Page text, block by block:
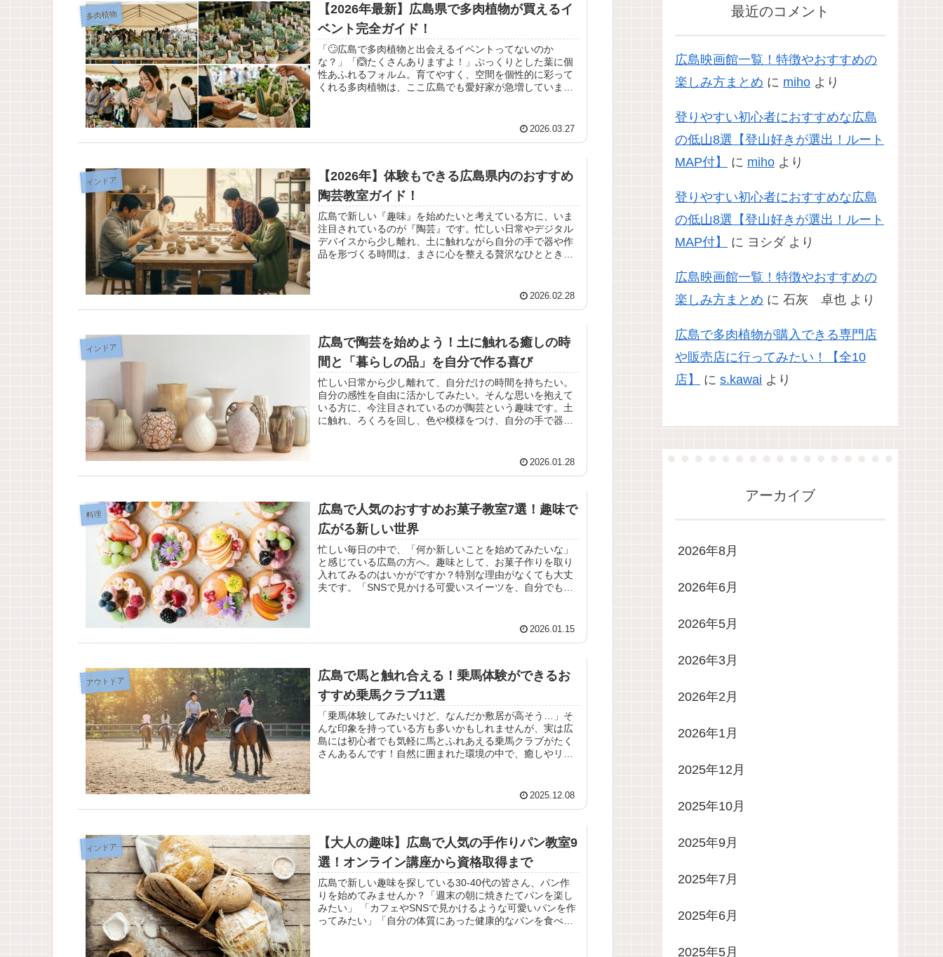
多肉植物
【2026年最新】広島県で多肉植物が買えるイ
ベント完全ガイド！
「🙄広島で多肉植物と出会えるイベントってないのか
な？」「🙆たくさんありますよ！」ぷっくりとした葉に個
性あふれるフォルム。育てやすく、空間を個性的に彩って
くれる多肉植物は、ここ広島でも愛好家が急増していま
2026.03.27
インドア
【2026年】体験もできる広島県内のおすすめ
陶芸教室ガイド！
広島で新しい『趣味』を始めたいと考えている方に、いま
注目されているのが『陶芸』です。忙しい日常やデジタル
デバイスから少し離れ、土に触れながら自分の手で器や作
品を形づくる時間は、まさに心を整える贅沢なひととき。
2026.02.28
インドア
広島で陶芸を始めよう！土に触れる癒しの時
間と「暮らしの品」を自分で作る喜び
忙しい日常から少し離れて、自分だけの時間を持ちたい。
自分の感性を自由に活かしてみたい。そんな思いを抱えて
いる方に、今注目されているのが陶芸という趣味です。土
に触れ、ろくろを回し、色や模様をつけ、自分の手で器を
2026.01.28
料理
広島で人気のおすすめお菓子教室7選！趣味で
広がる新しい世界
忙しい毎日の中で、「何か新しいことを始めてみたいな」
と感じている広島の方へ。趣味として、お菓子作りを取り
入れてみるのはいかがですか？特別な理由がなくても大丈
夫です。「SNSで見かける可愛いスイーツを、自分でも作
2026.01.15
アウトドア
広島で馬と触れ合える！乗馬体験ができるお
すすめ乗馬クラブ11選
「乗馬体験してみたいけど、なんだか敷居が高そう…」そ
んな印象を持っている方も多いかもしれませんが、実は広
島には初心者でも気軽に馬とふれあえる乗馬クラブがたく
さんあるんです！自然に囲まれた環境の中で、癒しやリフ
2025.12.08
インドア
【大人の趣味】広島で人気の手作りパン教室9
選！オンライン講座から資格取得まで
広島で新しい趣味を探している30-40代の皆さん、パン作
りを始めてみませんか？「週末の朝に焼きたてパンを楽し
みたい」 「カフェやSNSで見かけるような可愛いパンを作
ってみたい」「自分の体質にあった健康的なパンを食べた
最近のコメント
広島映画館一覧！特徴やおすすめの
楽しみ方まとめ に miho より
登りやすい初心者におすすめな広島
の低山8選【登山好きが選出！ルート
MAP付】
に miho より
登りやすい初心者におすすめな広島
の低山8選【登山好きが選出！ルート
MAP付】
に ヨシダ より
広島映画館一覧！特徴やおすすめの
楽しみ方まとめ に 石灰 卓也 より
広島で多肉植物が購入できる専門店
や販売店に行ってみたい！【全10
店】
に s.kawai より
アーカイブ
2026年8月
2026年6月
2026年5月
2026年3月
2026年2月
2026年1月
2025年12月
2025年10月
2025年9月
2025年7月
2025年6月
2025年5月